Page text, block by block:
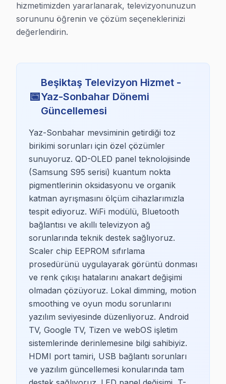
· Vestel Servis
· Arçelik Servis
· Beko Servis
· TCL Servis
· Onvo Servis
· Sunny Servis
· iFFALCON Servis
· Nordmende Servis
· Kağıthane TV Servis
· Üsküdar TV Servis
· Sarıyer TV Servis
· Fatih TV Servis
· Kadıköy TV Servis
· Bayrampaşa TV Servis
Beşiktaş TV Servis Hizmet Bölgesi
Beşiktaş bölgesine kapıya gelen TV tamir servisi hizmetimizin
hizmetimizden yararlanarak, televizyonunuzun
sorununu öğrenin ve çözüm seçeneklerinizi
değerlendirin.
📅
Beşiktaş Televizyon Hizmet -
Yaz-Sonbahar Dönemi
Güncellemesi
Yaz-Sonbahar mevsiminin getirdiği toz
birikimi sorunları için özel çözümler
sunuyoruz. QD-OLED panel teknolojisinde
(Samsung S95 serisi) kuantum nokta
pigmentlerinin oksidasyonu ve organik
katman ayrışmasını ölçüm cihazlarımızla
tespit ediyoruz. WiFi modülü, Bluetooth
bağlantısı ve akıllı televizyon ağ
sorunlarında teknik destek sağlıyoruz.
Scaler chip EEPROM sıfırlama
prosedürünü uygulayarak görüntü donması
ve renk çıkışı hatalarını anakart değişimi
olmadan çözüyoruz. Lokal dimming, motion
smoothing ve oyun modu sorunlarını
yazılım seviyesinde düzenliyoruz. Android
TV, Google TV, Tizen ve webOS işletim
sistemlerinde derinlemesine bilgi sahibiyiz.
HDMI port tamiri, USB bağlantı sorunları
ve yazılım güncellemesi konularında tam